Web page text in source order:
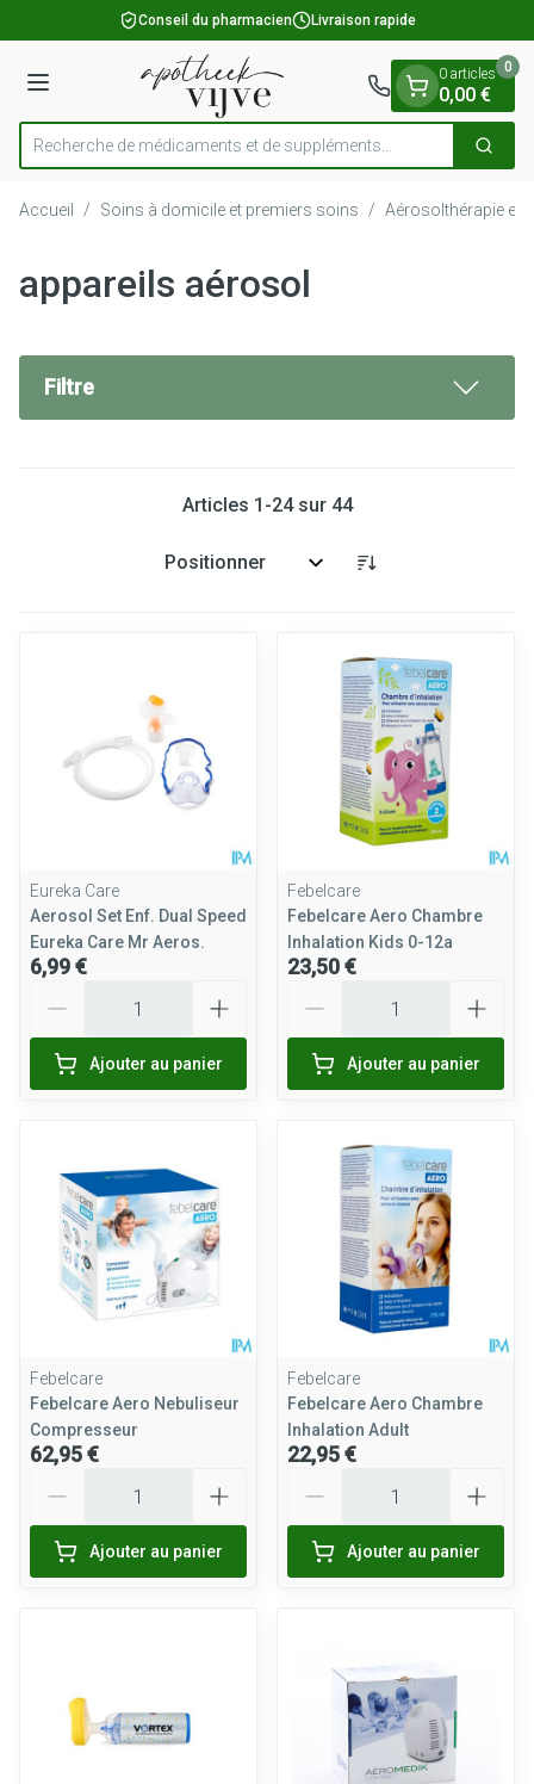
Aller au contenu
1 de 1Conseil du pharmacien Livraison rapide
Menu
Rechercher
Recherche de médicaments et de supp
0 articles
0,00 €
0
Accueil / Soins à domicile et premiers soins / Aérosolthérapie et
appareils aérosol
Filtre
Articles 1 -24sur 44
Trier par:
Eureka Care
Aerosol Set Enf. Dual Speed
Eureka Care Mr Aeros.
6,99 €
Ajouter au panier
Febelcare
Febelcare Aero Chambre
Inhalation Kids 0-12a
23,50 €
Ajouter au panier
Febelcare
Febelcare Aero Nebuliseur
Compresseur
62,95 €
Ajouter au panier
Febelcare
Febelcare Aero Chambre
Inhalation Adult
22,95 €
Ajouter au panier